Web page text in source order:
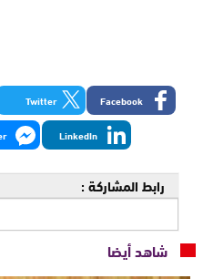
Facebook
Twitter
LinkedIn
رابط المشاركة :
شاهد أيضا